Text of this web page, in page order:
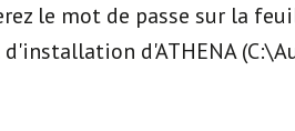
le mot de passe sur la
d'ATHENA